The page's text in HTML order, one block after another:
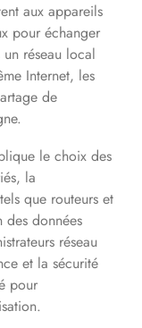
aux appareils
pour échanger
réseau local
Internet, les
de
le choix des
la
que routeurs et
des données
réseau
et la sécurité
pour